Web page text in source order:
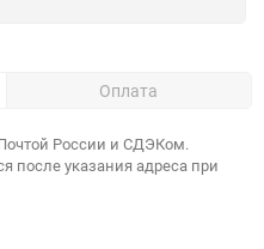
Оплата
России и СДЭКом.
после указания адреса при